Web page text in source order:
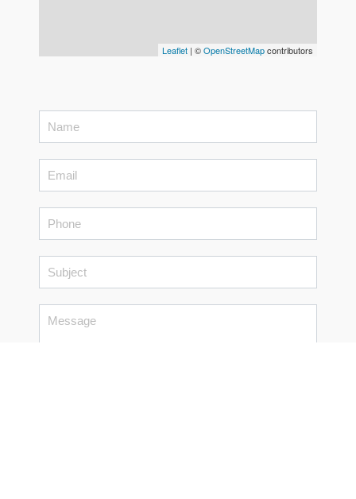
Leaflet | ©OpenStreetMapcontributors